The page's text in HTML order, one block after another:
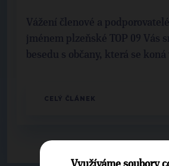
Vážení členové a podporovatelé
jménem plzeňské TOP 09 Vás
besedu s občany, která se
CELÝ ČLÁNEK